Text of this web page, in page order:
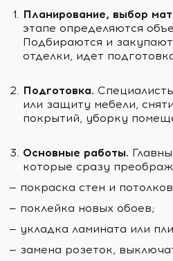
Планирование, выбор
этапе определяются
Подбираются и
отделки, идет
Подготовка.
или защиту мебели,
покрытий, уборку
Основные работы.
которые сразу
— покраска стен и
— поклейка новых обоев;
— укладка ламината или
— замена розеток,